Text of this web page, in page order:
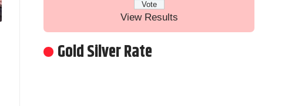
View Results
Gold Silver Rate